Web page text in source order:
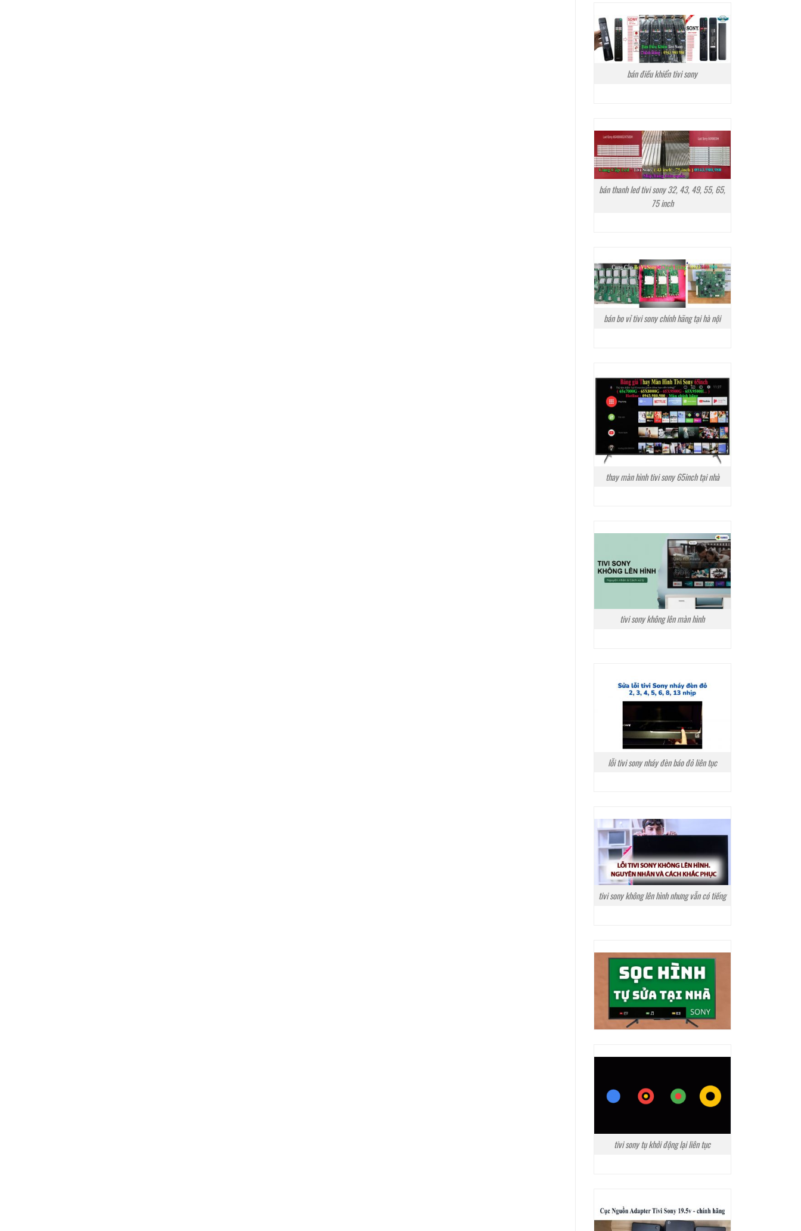
bán điều khiển tivi sony
bán thanh led tivi sony 32, 43, 49, 55, 65,
75 inch
bán bo vỉ tivi sony chính hãng tại hà nội
thay màn hình tivi sony 65inch tại nhà
tivi sony không lên màn hình
lỗi tivi sony nháy đèn báo đỏ liên tục
tivi sony không lên hình nhưng vẫn có tiếng
tivi sony tụ khởi động lại liên tục